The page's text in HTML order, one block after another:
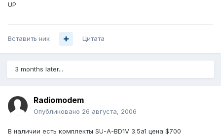
UP
Вставить ник Цитата
3 months later...
Radiomodem
Опубликовано 26 августа, 2006
В наличии есть комплекты SU-A-BD1V 3.5a1 цена $700